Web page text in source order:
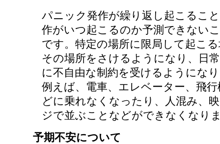
パニック発作が繰り返し起こるこ
作がいつ起こるのか予測できない
です。特定の場所に限局して起こ
その場所をさけるようになり、日
に不自由な制約を受けるようにな
例えば、電車、エレベーター、飛
どに乗れなくなったり、人混み、
ジで並ぶことなどができなくなり
予期不安について